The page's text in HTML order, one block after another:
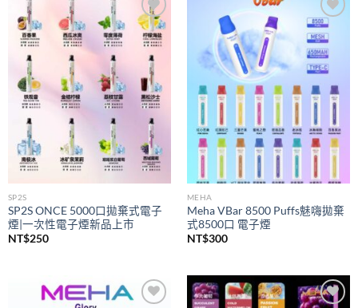
Add to
wishlist
SP2S
SP2S ONCE 5000口拋棄式電子
煙|一次性電子煙新品上市
NT$250
Add to
wishlist
MEHA
Meha VBar 8500 Puffs魅嗨拋棄
式8500口 電子煙
NT$300